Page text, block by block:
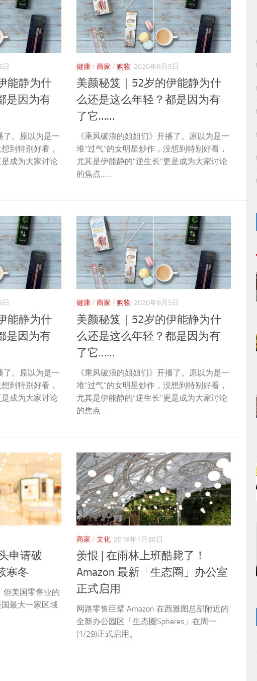
能静为什
是因为有
了。原以为是一
到特别好看，
成为大家讨论
健康/ 商家 / 购物 2020年8月5日
美颜秘笈｜52岁的伊能静为什
么还是这么年轻？都是因为有
了它……
《乘风破浪的姐姐们》开播了。原以为是一
堆“过气”的女明星炒作，没想到特别好看，
尤其是伊能静的“逆生长”更是成为大家讨论
的焦点……
能静为什
是因为有
了。原以为是一
到特别好看，
成为大家讨论
健康/ 商家 / 购物 2020年8月5日
美颜秘笈｜52岁的伊能静为什
么还是这么年轻？都是因为有
了它……
《乘风破浪的姐姐们》开播了。原以为是一
堆“过气”的女明星炒作，没想到特别好看，
尤其是伊能静的“逆生长”更是成为大家讨论
的焦点……
申请破
寒冬
但美国零售业的
最大一家区域
商家 / 文化 2018年1月30日
羡恨 | 在雨林上班酷毙了！
Amazon 最新「生态圈」办公室
正式启用
网路零售巨擘 Amazon 在西雅图总部附近的
全新办公园区「生态圈Spheres」在周一
(1/29)正式启用。